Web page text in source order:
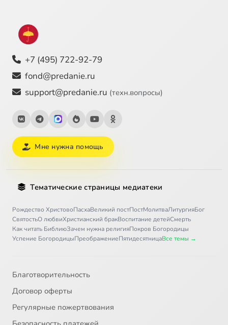
+7 (495) 722-92-79
fond@predanie.ru
support@predanie.ru (техн.вопросы)
Мне нужна помощь
Тематические страницы медиатеки
Рождество ХристовоПасхаВеликий постПостМолитваЛитургияБог
СвятостьО любвиХристианский бракВоспитание детейСмерть
Как читать БиблиюЗачем нужна религияПокров Богородицы
Успение БогородицыПреображениеПятидесятницаВсе темы →
Благотворительность
Договор оферты
Регулярные пожертвования